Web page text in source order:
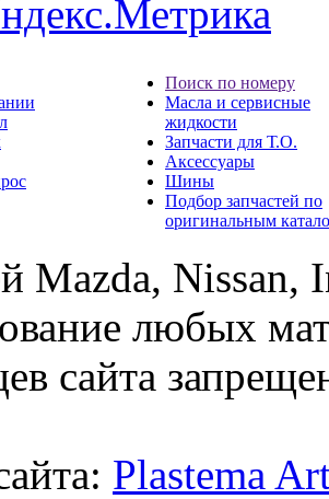
Поиск по номеру
Масла и сервисные
жидкости
Запчасти для Т.О.
Аксессуары
Шины
Подбор запчастей по
оригинальным
Mazda,
любых
сайта
Plastema